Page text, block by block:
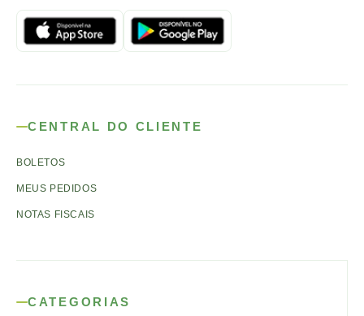
CENTRAL DO CLIENTE
BOLETOS
MEUS PEDIDOS
NOTAS FISCAIS
CATEGORIAS